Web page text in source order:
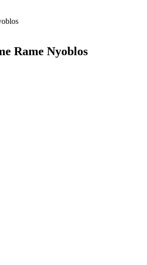
Rame Nyoblos